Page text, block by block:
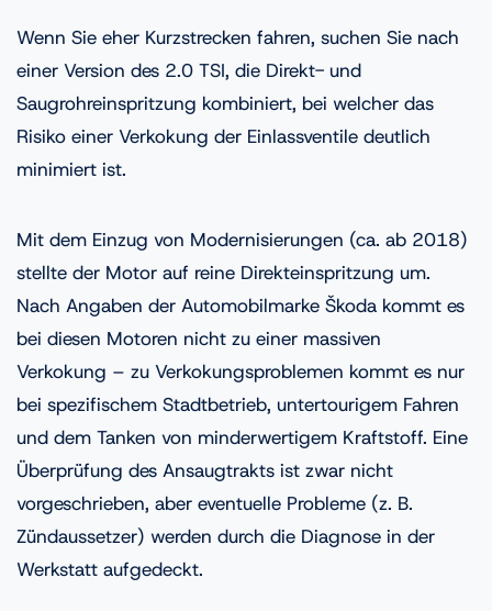
Wenn Sie eher Kurzstrecken fahren, suchen Sie nach
einer Version des 2.0 TSI, die Direkt- und
Saugrohreinspritzung kombiniert, bei welcher das
Risiko einer Verkokung der Einlassventile deutlich
minimiert ist.
Mit dem Einzug von Modernisierungen (ca. ab 2018)
stellte der Motor auf reine Direkteinspritzung um.
Nach Angaben der Automobilmarke Škoda kommt es
bei diesen Motoren nicht zu einer massiven
Verkokung – zu Verkokungsproblemen kommt es nur
bei spezifischem Stadtbetrieb, untertourigem Fahren
und dem Tanken von minderwertigem Kraftstoff. Eine
Überprüfung des Ansaugtrakts ist zwar nicht
vorgeschrieben, aber eventuelle Probleme (z. B.
Zündaussetzer) werden durch die Diagnose in der
Werkstatt aufgedeckt.